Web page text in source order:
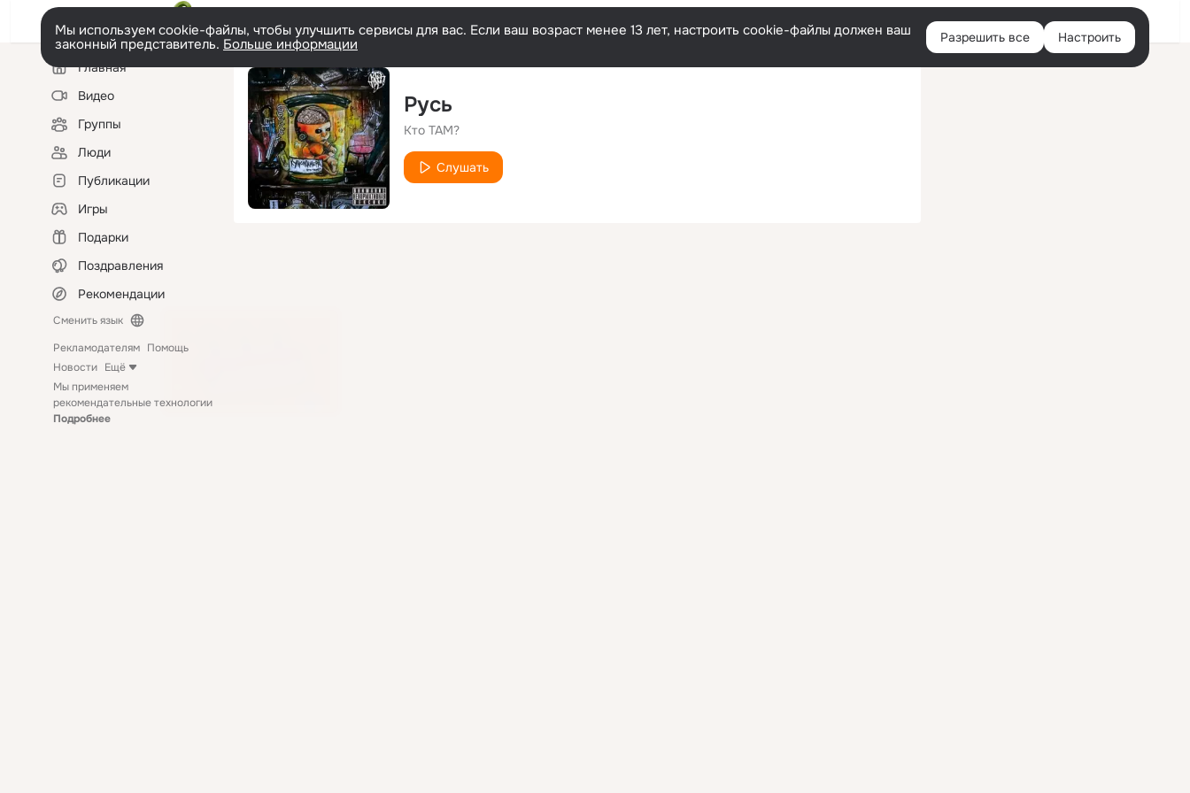
Войти
Мы используем cookie-файлы, чтобы улучшить сервисы для вас. Если ваш возраст менее 13 лет, настроить cookie-файлы должен ваш
законный представитель. Больше информации Разрешить все Настроить
Левая
колонкаГлавная
Видео
Группы
Люди
Публикации
Игры
Подарки
Поздравления
Рекомендации
Сменить язык
Рекламодателям Помощь
Новости Ещё
Мы применяем
рекомендательные технологии
Подробнее
Русь
Кто ТАМ?
Слушать